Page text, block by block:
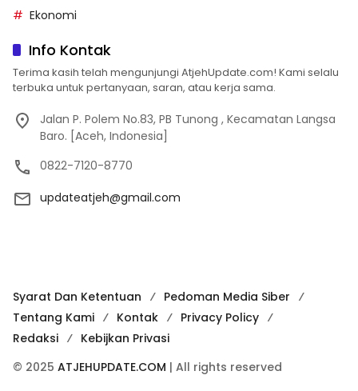
Ekonomi
Info Kontak
Terima kasih telah mengunjungi AtjehUpdate.com! Kami selalu
terbuka untuk pertanyaan, saran, atau kerja sama.
Jalan P. Polem No.83, PB Tunong , Kecamatan Langsa
Baro. [Aceh, Indonesia]
0822-7120-8770
updateatjeh@gmail.com
Syarat Dan Ketentuan
Pedoman Media Siber
Tentang Kami
Kontak
Privacy Policy
Redaksi
Kebijkan Privasi
© 2025 ATJEHUPDATE.COM | All rights reserved